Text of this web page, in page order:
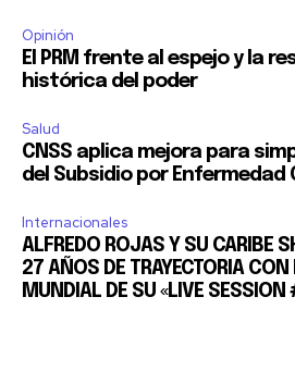
Opinión
El PRM frente al espejo y la
histórica del poder
Salud
CNSS aplica mejora para
del Subsidio por Enfermedad
Internacionales
ALFREDO ROJAS Y SU CARIBE
27 AÑOS DE TRAYECTORIA
MUNDIAL DE SU «LIVE SESSION